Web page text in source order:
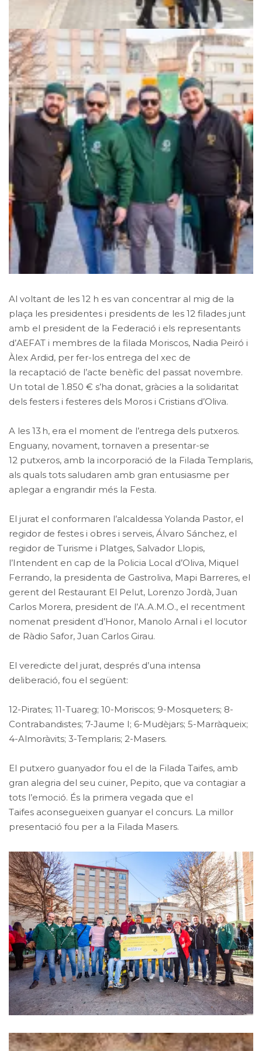
Al voltant de les 12 h es van concentrar al mig de la
plaça les presidentes i presidents de les 12 filades junt
amb el president de la Federació i els representants
d’AEFAT i membres de la filada Moriscos, Nadia Peiró i
Àlex Ardid, per fer-los entrega del xec de
la recaptació de l’acte benèfic del passat novembre.
Un total de 1.850 € s’ha donat, gràcies a la solidaritat
dels festers i festeres dels Moros i Cristians d’Oliva.
A les 13 h, era el moment de l’entrega dels putxeros.
Enguany, novament, tornaven a presentar-se
12 putxeros, amb la incorporació de la Filada Templaris,
als quals tots saludaren amb gran entusiasme per
aplegar a engrandir més la Festa.
El jurat el conformaren l’alcaldessa Yolanda Pastor, el
regidor de festes i obres i serveis, Álvaro Sánchez, el
regidor de Turisme i Platges, Salvador Llopis,
l’Intendent en cap de la Policia Local d’Oliva, Miquel
Ferrando, la presidenta de Gastroliva, Mapi Barreres, el
gerent del Restaurant El Pelut, Lorenzo Jordà, Juan
Carlos Morera, president de l’A.A.M.O., el recentment
nomenat president d’Honor, Manolo Arnal i el locutor
de Ràdio Safor, Juan Carlos Girau.
El veredicte del jurat, després d’una intensa
deliberació, fou el següent:
12-Pirates; 11-Tuareg; 10-Moriscos; 9-Mosqueters; 8-
Contrabandistes; 7-Jaume I; 6-Mudèjars; 5-Marràqueix;
4-Almoràvits; 3-Templaris; 2-Masers.
El putxero guanyador fou el de la Filada Taifes, amb
gran alegria del seu cuiner, Pepito, que va contagiar a
tots l’emoció. És la primera vegada que el
Taifes aconsegueixen guanyar el concurs. La millor
presentació fou per a la Filada Masers.